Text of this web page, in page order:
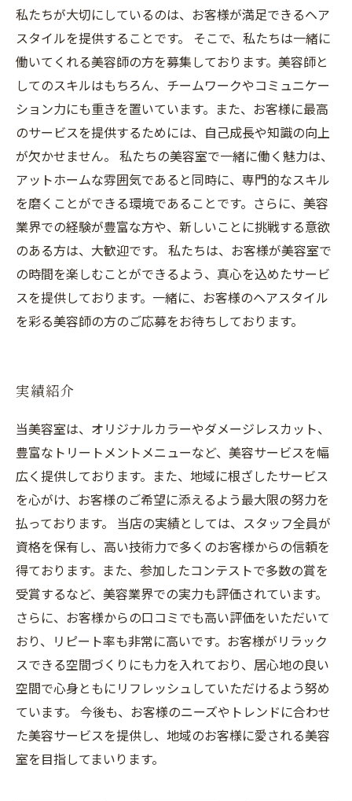
私たちが大切にしているのは、お客様が満足できるヘア
スタイルを提供することです。 そこで、私たちは一緒に
働いてくれる美容師の方を募集しております。美容師と
してのスキルはもちろん、チームワークやコミュニケー
ション力にも重きを置いています。また、お客様に最高
のサービスを提供するためには、自己成長や知識の向上
が欠かせません。 私たちの美容室で一緒に働く魅力は、
アットホームな雰囲気であると同時に、専門的なスキル
を磨くことができる環境であることです。さらに、美容
業界での経験が豊富な方や、新しいことに挑戦する意欲
のある方は、大歓迎です。 私たちは、お客様が美容室で
の時間を楽しむことができるよう、真心を込めたサービ
スを提供しております。一緒に、お客様のヘアスタイル
を彩る美容師の方のご応募をお待ちしております。
実績紹介
当美容室は、オリジナルカラーやダメージレスカット、
豊富なトリートメントメニューなど、美容サービスを幅
広く提供しております。また、地域に根ざしたサービス
を心がけ、お客様のご希望に添えるよう最大限の努力を
払っております。 当店の実績としては、スタッフ全員が
資格を保有し、高い技術力で多くのお客様からの信頼を
得ております。また、参加したコンテストで多数の賞を
受賞するなど、美容業界での実力も評価されています。
さらに、お客様からの口コミでも高い評価をいただいて
おり、リピート率も非常に高いです。お客様がリラック
スできる空間づくりにも力を入れており、居心地の良い
空間で心身ともにリフレッシュしていただけるよう努め
ています。 今後も、お客様のニーズやトレンドに合わせ
た美容サービスを提供し、地域のお客様に愛される美容
室を目指してまいります。